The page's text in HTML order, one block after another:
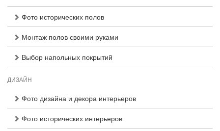
Фото исторических полов
Монтаж полов своими руками
Выбор напольных покрытий
ДИЗАЙН
Фото дизайна и декора интерьеров
Фото исторических интерьеров